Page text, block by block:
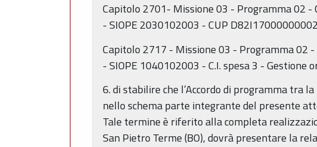
Capitolo 2701- Missione 03 - Programma 02 -
- SIOPE 2030102003 - CUP
Capitolo 2717 - Missione 03 - Programma 02 -
- SIOPE 1040102003 - C.I. spesa 3 - Gestione
6. di stabilire che l’Accordo di programma tra
nello schema parte integrante del presente
Tale termine è riferito alla completa
San Pietro Terme (BO), dovrà presentare la